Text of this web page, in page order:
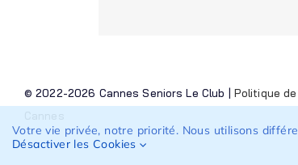
© 2022-2026 Cannes Seniors Le Club | Politique
Votre vie privée, notre priorité. Nous utilisons
Désactiver les Cookies